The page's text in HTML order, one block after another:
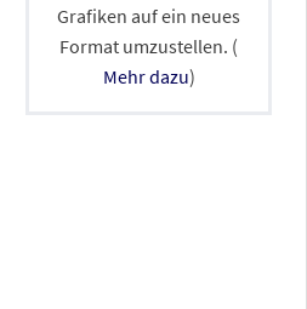
Grafiken auf ein neues
Format umzustellen. (
Mehr dazu)